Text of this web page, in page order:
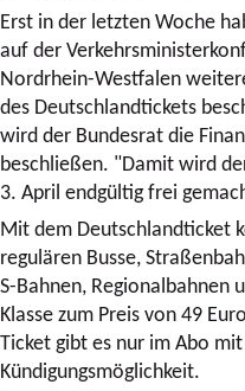
Erst in der letzten Woche
auf der
Nordrhein-Westfalen
des Deutschlandtickets
wird der Bundesrat die
beschließen. "Damit wird
3. April endgültig frei
Mit dem Deutschlandticket
regulären Busse,
S-Bahnen, Regionalbahnen
Klasse zum Preis von 49
Ticket gibt es nur im Abo
Kündigungsmöglichkeit.